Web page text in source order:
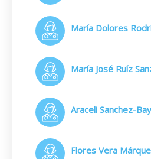
María Dolores
María José Ruíz
Araceli Sanchez-
Flores Vera